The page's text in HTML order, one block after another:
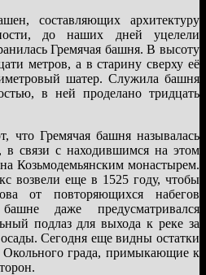
составляющих архитектуру
до наших дней уцелели
Гремячая башня. В высоту
метров, а в старину сверху её
шатер. Служила башня
в ней проделано тридцать
что Гремячая башня называлась
в связи с находившимся на этом
Козьмодемьянским монастырем.
возвели еще в 1525 году, чтобы
от повторяющихся набегов
даже предусматривался
подлаз для выхода к реке за
Сегодня еще видны остатки
града, примыкающие к